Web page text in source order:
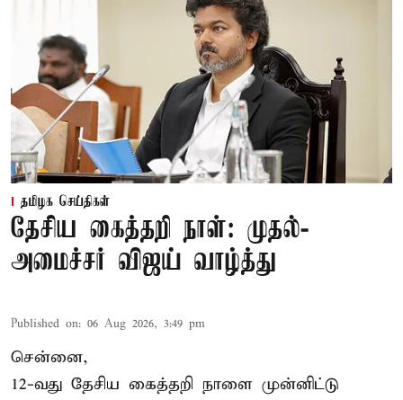
தமிழக செய்திகள்
தேசிய கைத்தறி நாள்: முதல்-
அமைச்சர் விஜய் வாழ்த்து
Published on: 06 Aug 2026, 3:49 pm
சென்னை,
12-வது தேசிய கைத்தறி நாளை முன்னிட்டு